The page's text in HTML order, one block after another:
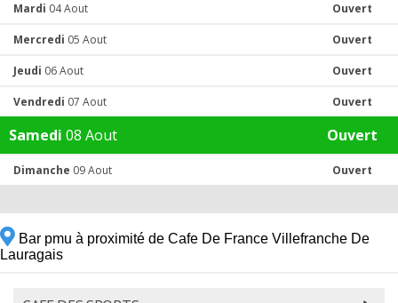
Mardi 04 Aout Ouvert
Mercredi 05 Aout Ouvert
Jeudi 06 Aout Ouvert
Vendredi 07 Aout Ouvert
Samedi 08 Aout Ouvert
Dimanche 09 Aout Ouvert
Bar pmu à proximité de Cafe De France Villefranche De
Lauragais